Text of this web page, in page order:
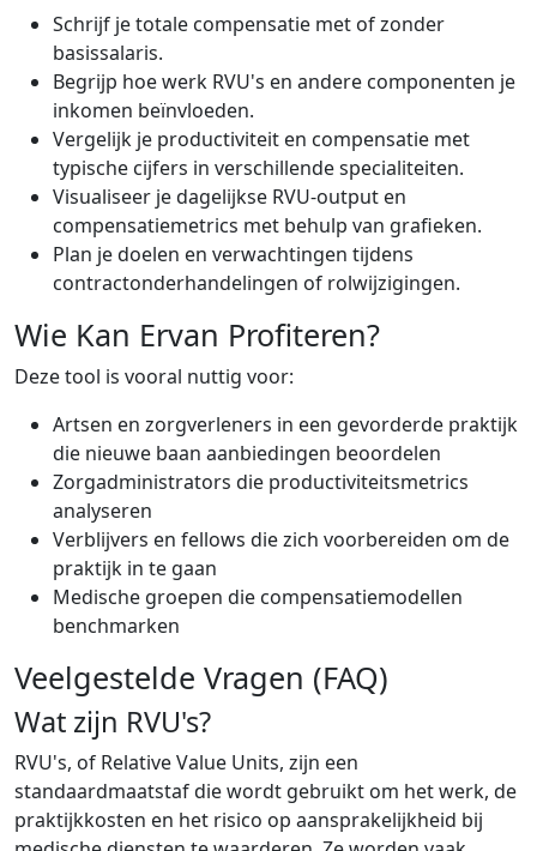
Schrijf je totale compensatie met of zonder
basissalaris.
Begrijp hoe werk RVU's en andere componenten je
inkomen beïnvloeden.
Vergelijk je productiviteit en compensatie met
typische cijfers in verschillende specialiteiten.
Visualiseer je dagelijkse RVU-output en
compensatiemetrics met behulp van grafieken.
Plan je doelen en verwachtingen tijdens
contractonderhandelingen of rolwijzigingen.
Wie Kan Ervan Profiteren?
Deze tool is vooral nuttig voor:
Artsen en zorgverleners in een gevorderde praktijk
die nieuwe baan aanbiedingen beoordelen
Zorgadministrators die productiviteitsmetrics
analyseren
Verblijvers en fellows die zich voorbereiden om de
praktijk in te gaan
Medische groepen die compensatiemodellen
benchmarken
Veelgestelde Vragen (FAQ)
Wat zijn RVU's?
RVU's, of Relative Value Units, zijn een
standaardmaatstaf die wordt gebruikt om het werk, de
praktijkkosten en het risico op aansprakelijkheid bij